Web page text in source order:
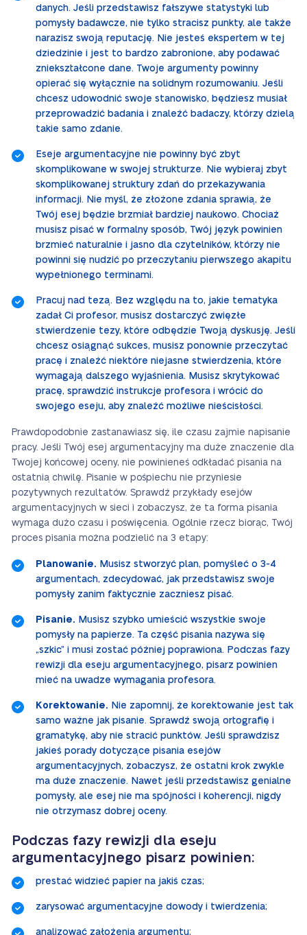
danych. Jeśli przedstawisz fałszywe statystyki lub
pomysły badawcze, nie tylko stracisz punkty, ale także
narazisz swoją reputację. Nie jesteś ekspertem w tej
dziedzinie i jest to bardzo zabronione, aby podawać
zniekształcone dane. Twoje argumenty powinny
opierać się wyłącznie na solidnym rozumowaniu. Jeśli
chcesz udowodnić swoje stanowisko, będziesz musiał
przeprowadzić badania i znaleźć badaczy, którzy dzielą
takie samo zdanie.
Eseje argumentacyjne nie powinny być zbyt
skomplikowane w swojej strukturze. Nie wybieraj zbyt
skomplikowanej struktury zdań do przekazywania
informacji. Nie myśl, że złożone zdania sprawią, że
Twój esej będzie brzmiał bardziej naukowo. Chociaż
musisz pisać w formalny sposób, Twój język powinien
brzmieć naturalnie i jasno dla czytelników, którzy nie
powinni się nudzić po przeczytaniu pierwszego akapitu
wypełnionego terminami.
Pracuj nad tezą. Bez względu na to, jakie tematyka
zadał Ci profesor, musisz dostarczyć zwięzłe
stwierdzenie tezy, które odbędzie Twoją dyskusję. Jeśli
chcesz osiągnąć sukces, musisz ponownie przeczytać
pracę i znaleźć niektóre niejasne stwierdzenia, które
wymagają dalszego wyjaśnienia. Musisz skrytykować
pracę, sprawdzić instrukcje profesora i wrócić do
swojego eseju, aby znaleźć możliwe nieścisłości.
Prawdopodobnie zastanawiasz się, ile czasu zajmie napisanie
pracy. Jeśli Twój esej argumentacyjny ma duże znaczenie dla
Twojej końcowej oceny, nie powinieneś odkładać pisania na
ostatnią chwilę. Pisanie w pośpiechu nie przyniesie
pozytywnych rezultatów. Sprawdź przykłady esejów
argumentacyjnych w sieci i zobaczysz, że ta forma pisania
wymaga dużo czasu i poświęcenia. Ogólnie rzecz biorąc, Twój
proces pisania można podzielić na 3 etapy:
Planowanie. Musisz stworzyć plan, pomyśleć o 3-4
argumentach, zdecydować, jak przedstawisz swoje
pomysły zanim faktycznie zaczniesz pisać.
Pisanie. Musisz szybko umieścić wszystkie swoje
pomysły na papierze. Ta część pisania nazywa się
„szkic” i musi zostać później poprawiona. Podczas fazy
rewizji dla eseju argumentacyjnego, pisarz powinien
mieć na uwadze wymagania profesora.
Korektowanie. Nie zapomnij, że korektowanie jest tak
samo ważne jak pisanie. Sprawdź swoją ortografię i
gramatykę, aby nie stracić punktów. Jeśli sprawdzisz
jakieś porady dotyczące pisania esejów
argumentacyjnych, zobaczysz, że ostatni krok zwykle
ma duże znaczenie. Nawet jeśli przedstawisz genialne
pomysły, ale esej nie ma spójności i koherencji, nigdy
nie otrzymasz dobrej oceny.
Podczas fazy rewizji dla eseju
argumentacyjnego pisarz powinien:
prestać widzieć papier na jakiś czas;
zarysować argumentacyjne dowody i twierdzenia;
analizować założenia argumentu;